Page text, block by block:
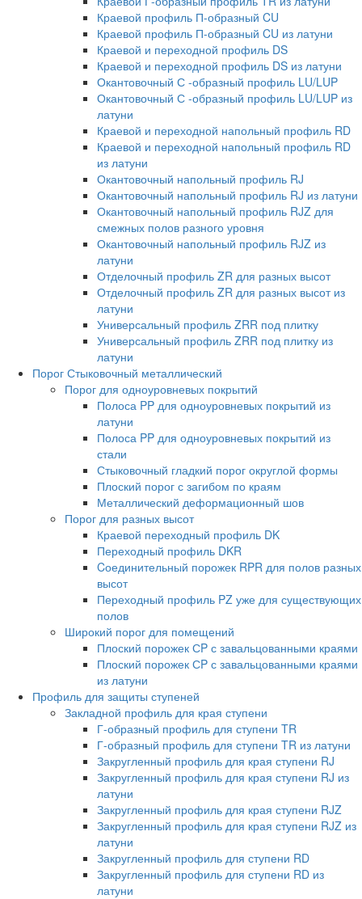
Краевой профиль П-образный CU
Краевой профиль П-образный CU из латуни
Краевой и переходной профиль DS
Краевой и переходной профиль DS из латуни
Окантовочный С -образный профиль LU/LUP
Окантовочный С -образный профиль LU/LUP из
латуни
Краевой и переходной напольный профиль RD
Краевой и переходной напольный профиль RD
из латуни
Окантовочный напольный профиль RJ
Окантовочный напольный профиль RJ из латуни
Окантовочный напольный профиль RJZ для
смежных полов разного уровня
Окантовочный напольный профиль RJZ из
латуни
Отделочный профиль ZR для разных высот
Отделочный профиль ZR для разных высот из
латуни
Универсальный профиль ZRR под плитку
Универсальный профиль ZRR под плитку из
латуни
Порог Стыковочный металлический
Порог для одноуровневых покрытий
Полоса PP для одноуровневых покрытий из
латуни
Полоса PP для одноуровневых покрытий из
стали
Стыковочный гладкий порог округлой формы
Плоский порог с загибом по краям
Металлический деформационный шов
Порог для разных высот
Краевой переходный профиль DK
Переходный профиль DKR
Cоединительный порожек RPR для полов разных
высот
Переходный профиль PZ уже для существующих
полов
Широкий порог для помещений
Плоский порожек СP с завальцованными краями
Плоский порожек СP с завальцованными краями
из латуни
Профиль для защиты ступеней
Закладной профиль для края ступени
Г-образный профиль для ступени TR
Г-образный профиль для ступени TR из латуни
Закругленный профиль для края ступени RJ
Закругленный профиль для края ступени RJ из
латуни
Закругленный профиль для края ступени RJZ
Закругленный профиль для края ступени RJZ из
латуни
Закругленный профиль для ступени RD
Закругленный профиль для ступени RD из
латуни